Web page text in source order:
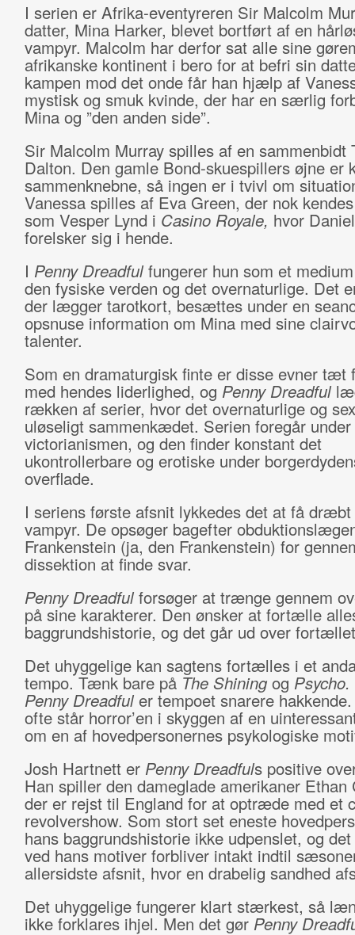
I serien er Afrika-eventyreren Sir Malcolm
datter, Mina Harker, blevet bortført af en
vampyr. Malcolm har derfor sat alle sine
afrikanske kontinent i bero for at befri sin
kampen mod det onde får han hjælp af
mystisk og smuk kvinde, der har en særlig
Mina og ”den anden side”.
Sir Malcolm Murray spilles af en sammenbidt
Dalton. Den gamle Bond-skuespillers øjne er
sammenknebne, så ingen er i tvivl om
Vanessa spilles af Eva Green, der nok
som Vesper Lynd i Casino Royale, hvor
forelsker sig i hende.
I Penny Dreadful fungerer hun som et
den fysiske verden og det overnaturlige. Det
der lægger tarotkort, besættes under en
opsnuse information om Mina med sine
talenter.
Som en dramaturgisk finte er disse evner tæt
med hendes liderlighed, og Penny Dreadful
rækken af serier, hvor det overnaturlige og
uløseligt sammenkædet. Serien foregår under
victorianismen, og den finder konstant det
ukontrollerbare og erotiske under
overflade.
I seriens første afsnit lykkedes det at få dræbt
vampyr. De opsøger bagefter
Frankenstein (ja, den Frankenstein) for
dissektion at finde svar.
Penny Dreadful forsøger at trænge gennem
på sine karakterer. Den ønsker at fortælle
baggrundshistorie, og det går ud over
Det uhyggelige kan sagtens fortælles i et
tempo. Tænk bare på The Shining og Psycho.
Penny Dreadful er tempoet snarere
ofte står horror’en i skyggen af en
om en af hovedpersonernes psykologiske
Josh Hartnett er Penny Dreadfuls positive
Han spiller den dameglade amerikaner Ethan
der er rejst til England for at optræde med et
revolvershow. Som stort set eneste
hans baggrundshistorie ikke udpenslet, og
ved hans motiver forbliver intakt indtil
allersidste afsnit, hvor en drabelig sandhed
Det uhyggelige fungerer klart stærkest, så
ikke forklares ihjel. Men det gør Penny